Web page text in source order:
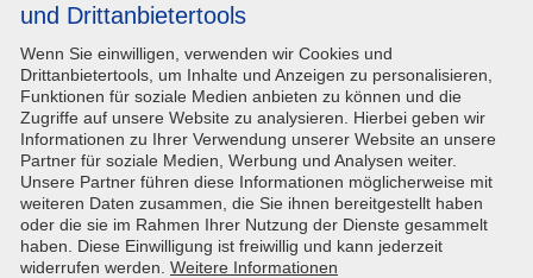
Hersteller
keine Angaben
Modellbezeichnung
ASC 70/T4F/D
Anfragen
Ansprechpartner
und Drittanbietertools
Wenn Sie einwilligen, verwenden wir Cookies und
Drittanbietertools, um Inhalte und Anzeigen zu personalisieren,
Funktionen für soziale Medien anbieten zu können und die
Zugriffe auf unsere Website zu analysieren. Hierbei geben wir
Informationen zu Ihrer Verwendung unserer Website an unsere
Partner für soziale Medien, Werbung und Analysen weiter.
Unsere Partner führen diese Informationen möglicherweise mit
weiteren Daten zusammen, die Sie ihnen bereitgestellt haben
oder die sie im Rahmen Ihrer Nutzung der Dienste gesammelt
haben. Diese Einwilligung ist freiwillig und kann jederzeit
widerrufen werden. Weitere Informationen